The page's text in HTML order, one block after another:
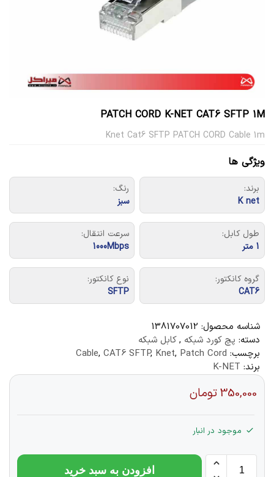
PATCH CORD K-NET CAT6 SFTP 1M
Knet Cat6 SFTP PATCH CORD Cable 1m
ویژگی ها
برند:
K net
رنگ:
سبز
طول کابل:
1 متر
سرعت انتقال:
1000Mbps
گروه کانکتور:
CAT6
نوع کانکتور:
SFTP
شناسه محصول: 1381707012
دسته: پچ کورد شبکه ,کابل شبکه
برچسب:
Cable, CAT6 SFTP, Knet, Patch Cord
برند: K-NET
350,000تومان
موجود در انبار
افزودن به سبد خرید